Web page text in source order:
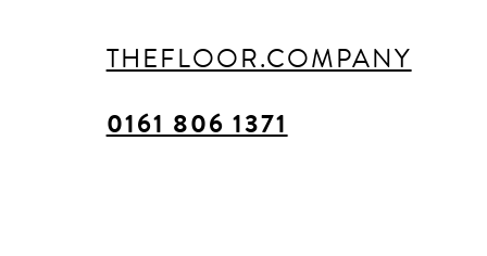
THEFLOOR.COMPANY
0161 806 1371